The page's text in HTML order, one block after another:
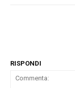
RISPONDI